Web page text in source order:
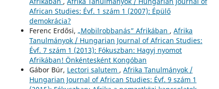
African Studies: Évf. 1 szám 1 (2007): Épülő
demokrácia?
Ferenc Erdősi, „Mobilrobbanás” Afrikában , Afrika
Tanulmányok / Hungarian Journal of African Studies:
Évf. 7 szám 1 (2013): Fókuszban: Hagyj nyomot
Afrikában! Önkéntesként Kongóban
Gábor Búr, Lectori salutem , Afrika Tanulmányok /
Hungarian Journal of African Studies: Évf. 9 szám 1